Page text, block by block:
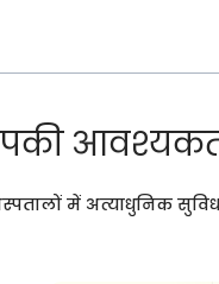
में अत्याधुनिक